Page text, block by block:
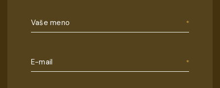
Vaše meno
E-mail